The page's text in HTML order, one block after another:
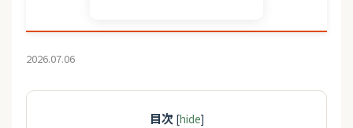
2026.07.06
目次 [hide]